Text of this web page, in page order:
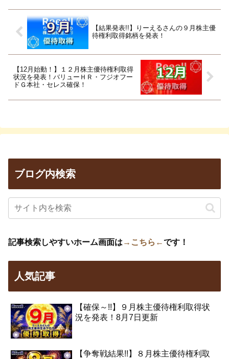
【結果発表!!】りーえるさんの９月株主優
待権利取得銘柄を発表！
【12月始動！】１２月株主優待権利取得
状況を発表！バリューＨＲ・フジオフー
ドＧ本社・セレス確保！
ブログ内検索
記事検索しやすいホーム画面は →こちら←です！
人気記事
【確保～!!】９月株主優待権利取得状
況を発表！8月7日更新
【争奪戦結果!!】８月株主優待権利取